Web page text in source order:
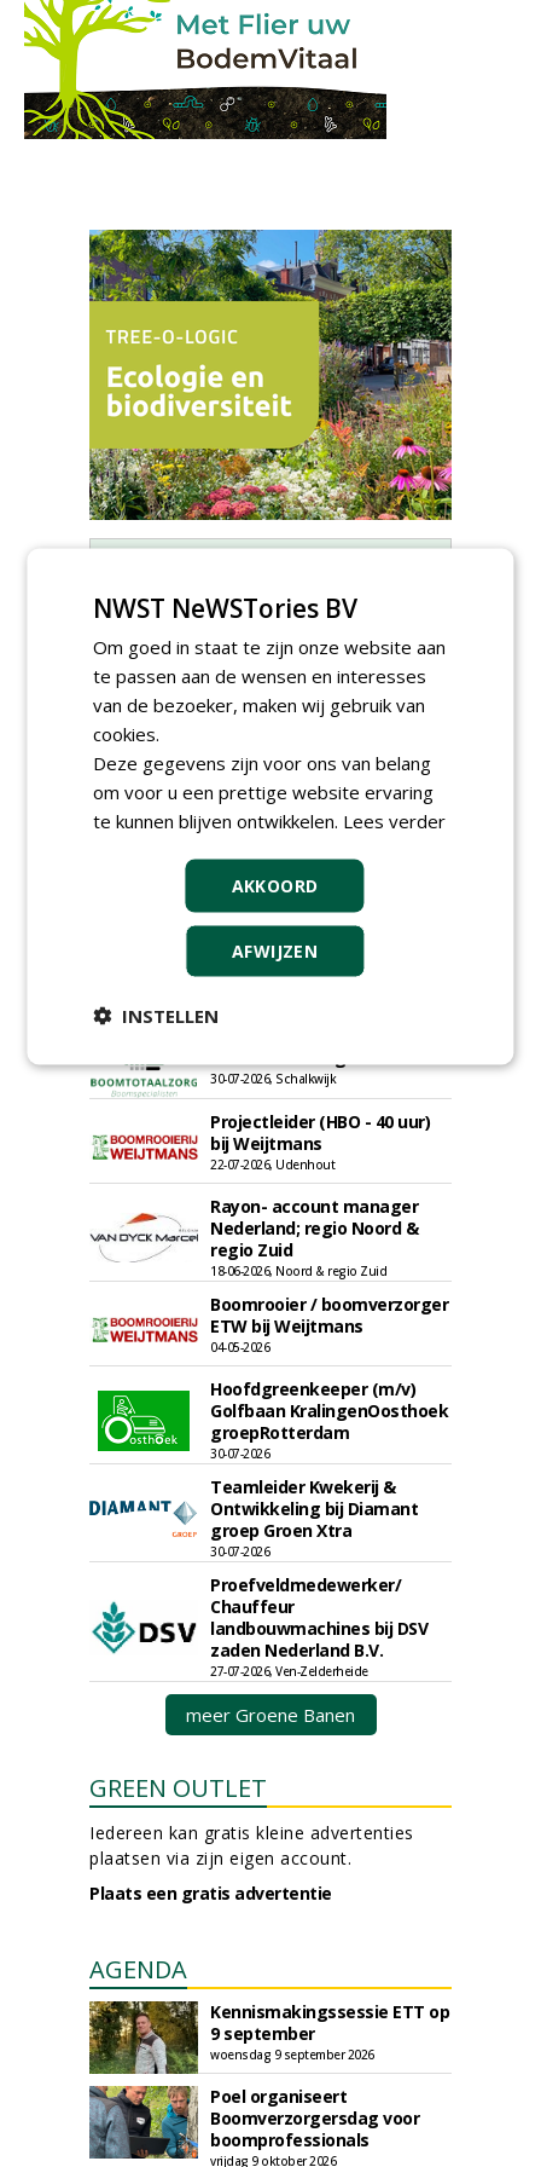
nieuwsbrief.
Groeiplaats specialist bij
Boomtotaalzorg32-40 uur
30-07-2026, Schalkwijk
Projectleider (HBO - 40 uur)
bij Weijtmans
22-07-2026, Udenhout
Rayon- account manager
Nederland; regio Noord &
regio Zuid
18-06-2026, Noord & regio Zuid
Boomrooier / boomverzorger
ETW bij Weijtmans
04-05-2026
Hoofdgreenkeeper (m/v)
Golfbaan KralingenOosthoek
groepRotterdam
30-07-2026
Teamleider Kwekerij &
Ontwikkeling bij Diamant
groep Groen Xtra
30-07-2026
Proefveldmedewerker/
Chauffeur
landbouwmachines bij DSV
zaden Nederland B.V.
27-07-2026, Ven-Zelderheide
meer Groene Banen
GREEN OUTLET
Iedereen kan gratis kleine advertenties
plaatsen via zijn eigen account.
Plaats een gratis advertentie
AGENDA
Kennismakingssessie ETT op
9 september
woensdag 9 september 2026
Poel organiseert
Boomverzorgersdag voor
boomprofessionals
vrijdag 9 oktober 2026
NWST NeWSTories BV
Om goed in staat te zijn onze website aan
te passen aan de wensen en interesses
van de bezoeker, maken wij gebruik van
cookies.
Deze gegevens zijn voor ons van belang
om voor u een prettige website ervaring
te kunnen blijven ontwikkelen. Lees verder
AKKOORD
AFWIJZEN
INSTELLEN